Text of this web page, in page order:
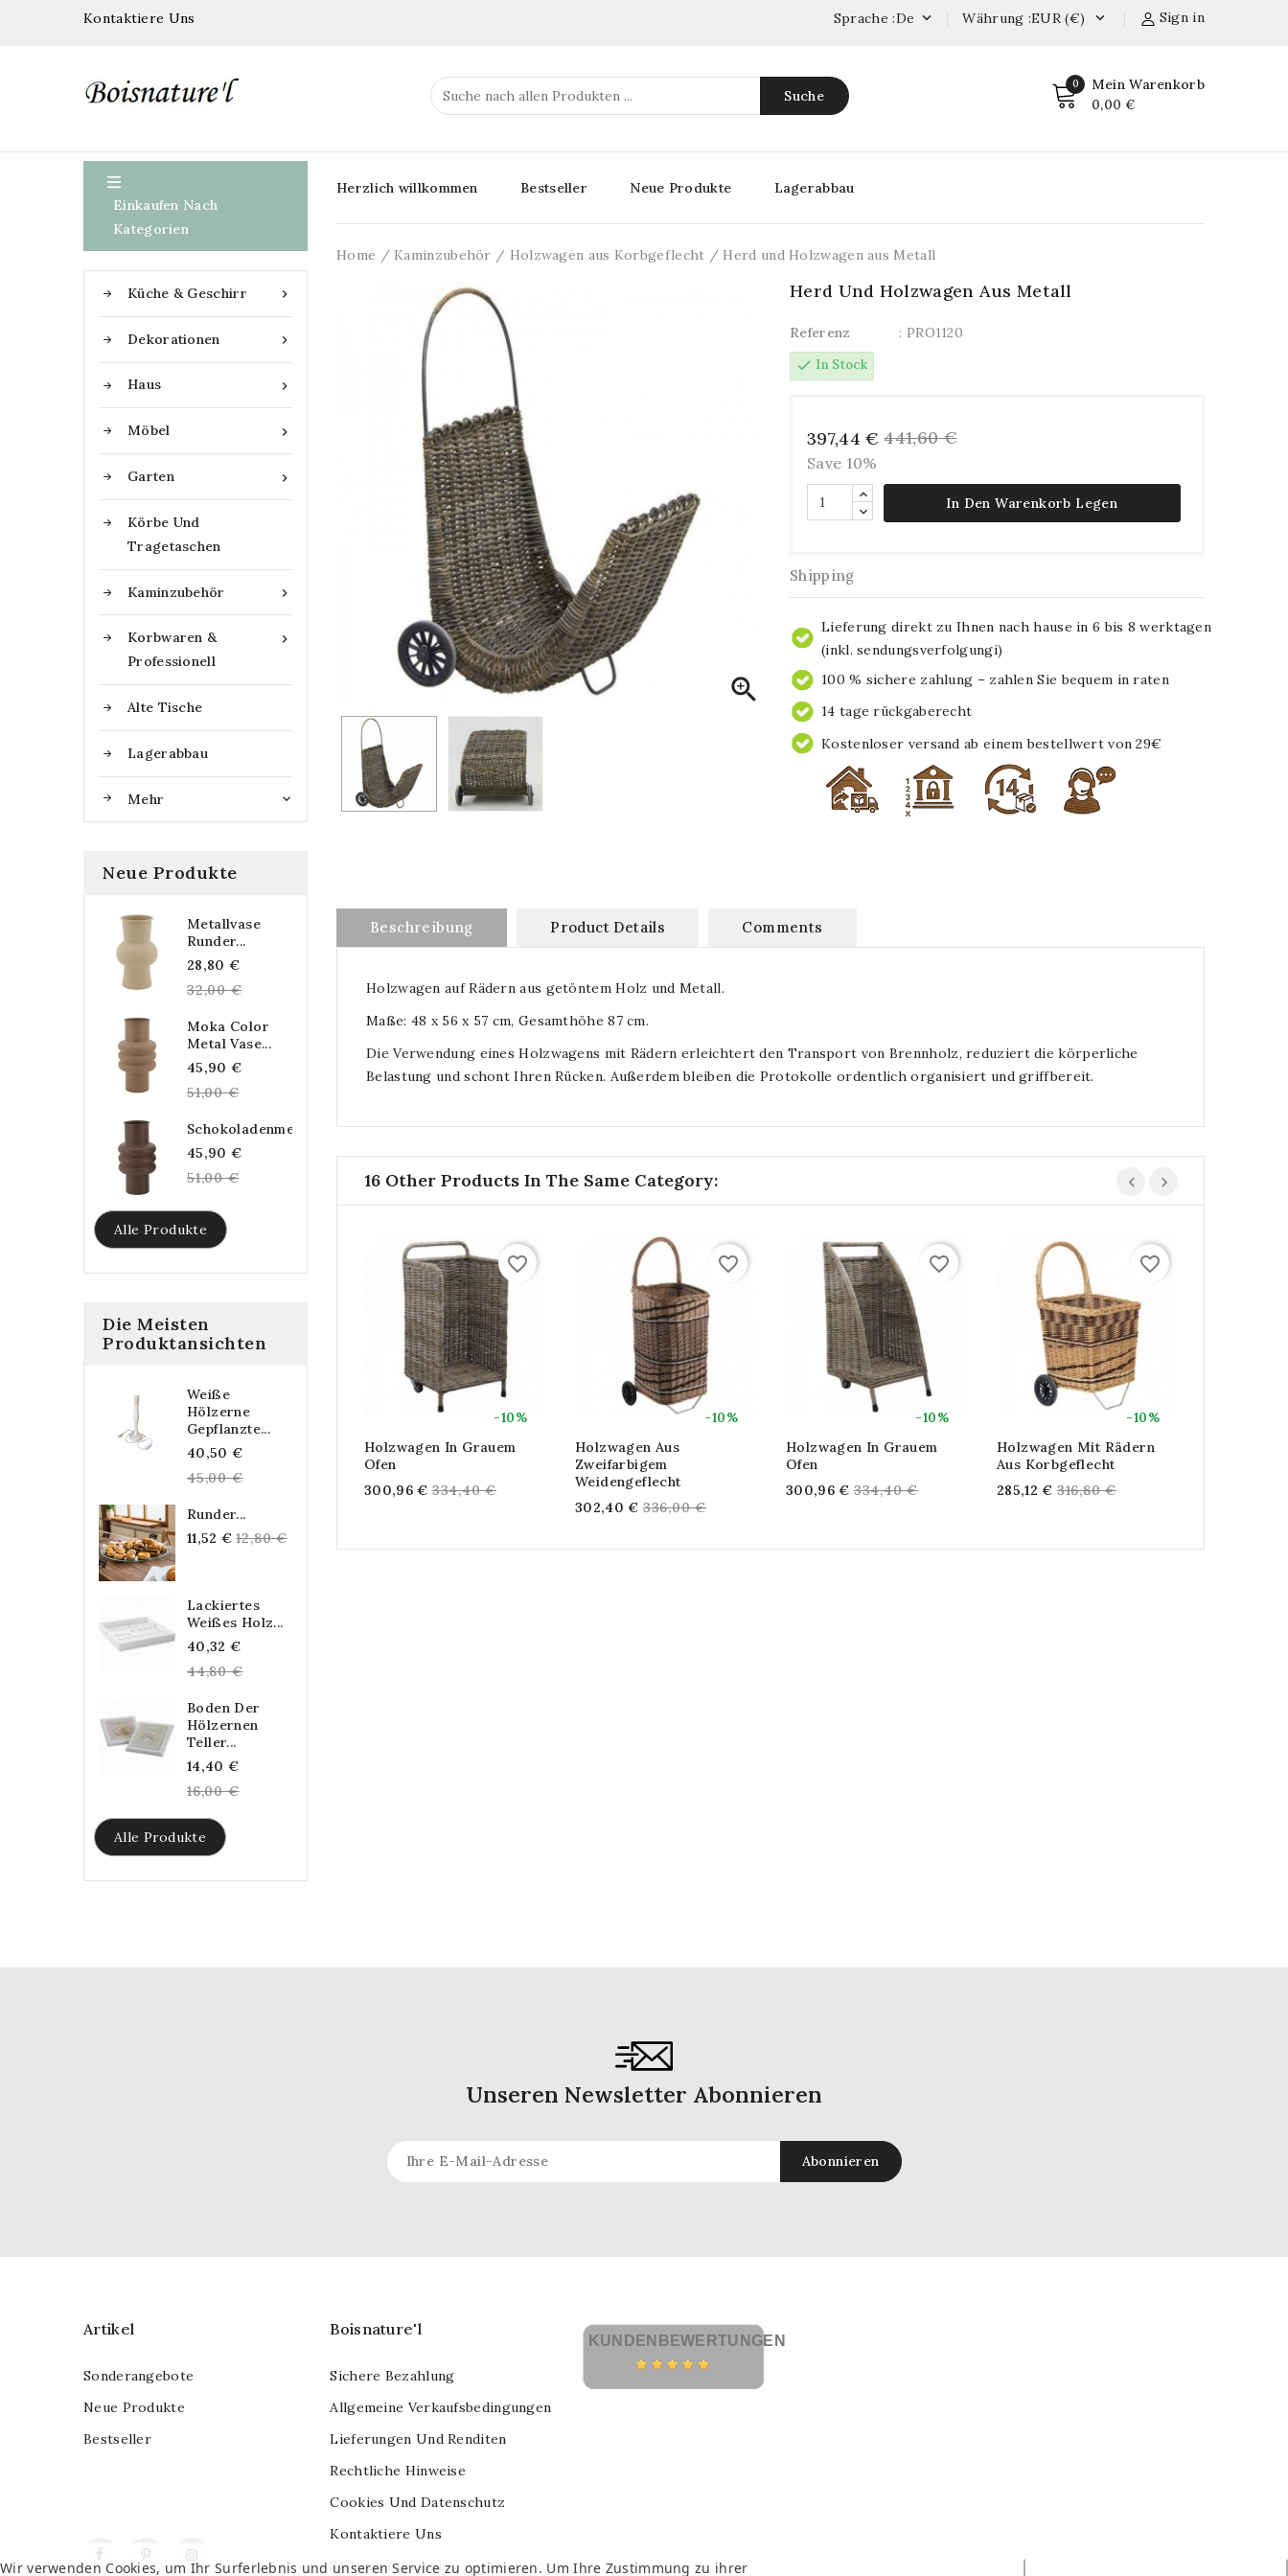
Kontaktiere Uns Sign in
Währung :EUR (€) 
Sprache :de 
Suche
0 Mein Warenkorb
0,00 €

Einkaufen Nach
Kategorien

Küche & Geschirr

Dekorationen

Haus

Möbel

Garten
Körbe Und
Tragetaschen

Kaminzubehör

Korbwaren &
Professionell
Alte Tische
Lagerabbau
Mehr 
Neue Produkte
Metallvase
Runder...
28,80 €
price
32,00 €
Moka Color
Metal Vase...
45,90 €
51,00 €
Schokoladenmetallvase...
45,90 €
51,00 €
Alle Produkte
Die Meisten
Produktansichten
Weiße
Hölzerne
Gepflanzte...
40,50 €
price
45,00 €
Runder...
11,52 € Regular
12,80 €
Lackiertes
Weißes Holz...
40,32 €
price
44,80 €
Boden Der
Hölzernen
Teller...
14,40 €
price
16,00 €
Alle Produkte
Herzlich willkommen Bestseller Neue Produkte Lagerabbau
Home Kaminzubehör Holzwagen aus Korbgeflecht Herd und Holzwagen aus Metall

Herd Und Holzwagen Aus Metall
Referenz
: PRO1120
check In Stock
397,44 € 441,60 €
Save 10%
In Den Warenkorb Legen
Shipping
Lieferung direkt zu Ihnen nach hause in 6 bis 8 werktagen
(inkl. sendungsverfolgungi)
100 % sichere zahlung – zahlen Sie bequem in raten
14 tage rückgaberecht
Kostenloser versand ab einem bestellwert von 29€
Beschreibung Product Details Comments
Holzwagen auf Rädern aus getöntem Holz und Metall.
Maße: 48 x 56 x 57 cm, Gesamthöhe 87 cm.
Die Verwendung eines Holzwagens mit Rädern erleichtert den Transport von Brennholz, reduziert die körperliche
Belastung und schont Ihren Rücken. Außerdem bleiben die Protokolle ordentlich organisiert und griffbereit.
16 Other Products In The Same Category:
-10%
favorite_border
Holzwagen In Grauem
Ofen
300,96 € Regular
334,40 €
-10%
favorite_border
Holzwagen Aus
Zweifarbigem
Weidengeflecht
302,40 € Regular
336,00 €
-10%
favorite_border
Holzwagen In Grauem
Ofen
300,96 € Regular
334,40 €
-10%
favorite_border
Holzwagen Mit Rädern
Aus Korbgeflecht
285,12 € Regular
316,80 €
Unseren Newsletter Abonnieren
FacebookPinterest
Artikel
Sonderangebote
Neue Produkte
Bestseller
Boisnature'l
Sichere Bezahlung
Allgemeine Verkaufsbedingungen
Lieferungen Und Renditen
Rechtliche Hinweise
Cookies Und Datenschutz
Kontaktiere Uns
Seitenverzeichnis
Wir verwenden Cookies, um Ihr Surferlebnis und unseren Service zu optimieren. Um Ihre Zustimmung zu ihrer
KUNDENBEWERTUNGEN